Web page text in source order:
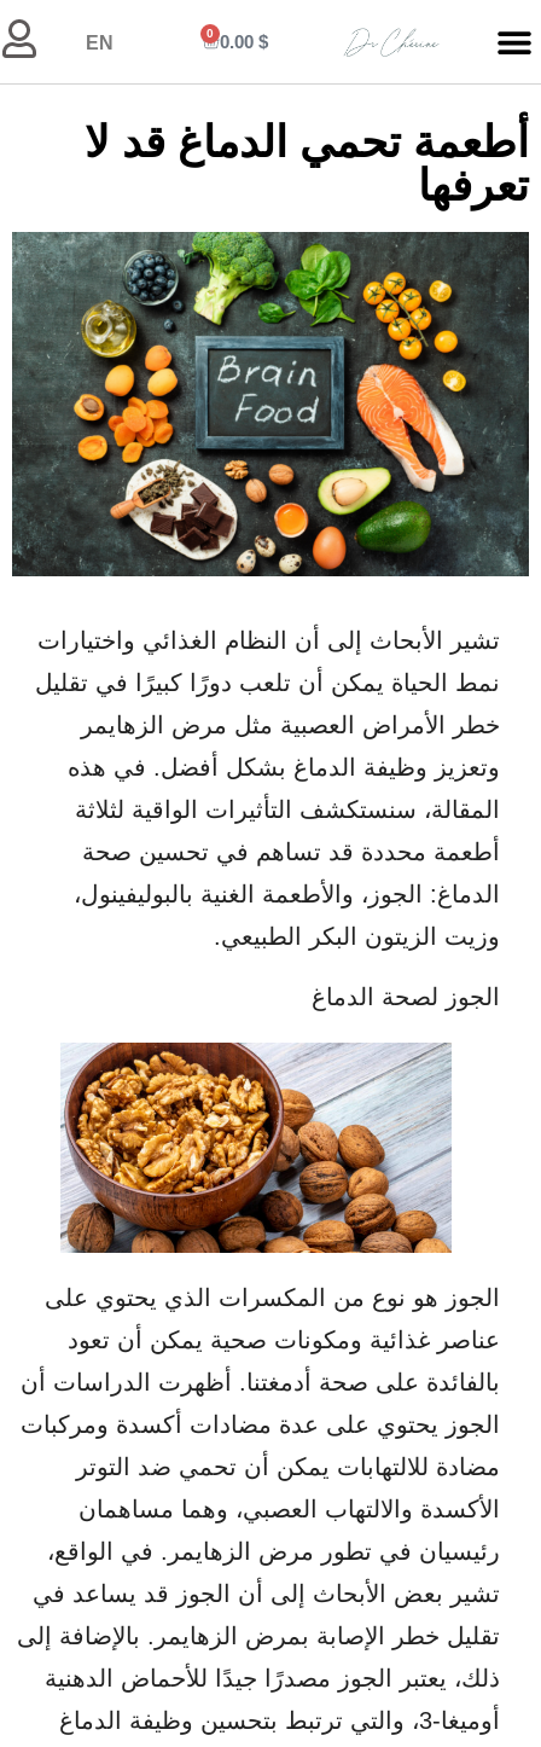
0.00 $
0
EN
أطعمة تحمي الدماغ قد لا
تعرفها
تشير الأبحاث إلى أن النظام الغذائي واختيارات
نمط الحياة يمكن أن تلعب دورًا كبيرًا في تقليل
خطر الأمراض العصبية مثل مرض الزهايمر
وتعزيز وظيفة الدماغ بشكل أفضل. في هذه
المقالة، سنستكشف التأثيرات الواقية لثلاثة
أطعمة محددة قد تساهم في تحسين صحة
الدماغ: الجوز، والأطعمة الغنية بالبوليفينول،
وزيت الزيتون البكر الطبيعي.
الجوز لصحة الدماغ
الجوز هو نوع من المكسرات الذي يحتوي على
عناصر غذائية ومكونات صحية يمكن أن تعود
بالفائدة على صحة أدمغتنا. أظهرت الدراسات أن
الجوز يحتوي على عدة مضادات أكسدة ومركبات
مضادة للالتهابات يمكن أن تحمي ضد التوتر
الأكسدة والالتهاب العصبي، وهما مساهمان
رئيسيان في تطور مرض الزهايمر. في الواقع،
تشير بعض الأبحاث إلى أن الجوز قد يساعد في
تقليل خطر الإصابة بمرض الزهايمر. بالإضافة إلى
ذلك، يعتبر الجوز مصدرًا جيدًا للأحماض الدهنية
أوميغا-3، والتي ترتبط بتحسين وظيفة الدماغ